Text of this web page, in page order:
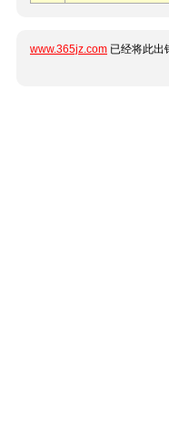
www.365jz.com 已经将此出